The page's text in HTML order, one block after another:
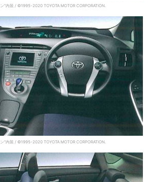
”内装 / ©1995-2020 TOYOTA MOTOR CORPORATION.
”内装 / ©1995-2020 TOYOTA MOTOR CORPORATION.